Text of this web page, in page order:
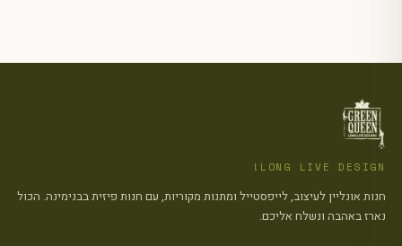
LONG LIVE DESIGN!
חנות אונליין לעיצוב, לייפסטייל ומתנות מקוריות, עם חנות פיזית בבנימינה. הכול
נארז באהבה ונשלח אליכם.